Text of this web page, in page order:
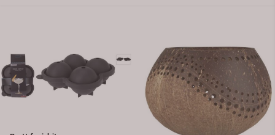
Fjær 5pk gul til små vaser.
59,-
RM Clay lysestake hvit
Beskrivelse Lysholderen som er
håndlaget av leire og bærer
initialene. Rivièra Maison-
har skinn på rottingtaket.
gjør RM Clay Candle Holder
en flott gave til fans av RM.
Artikkelnummer 477080
449,-